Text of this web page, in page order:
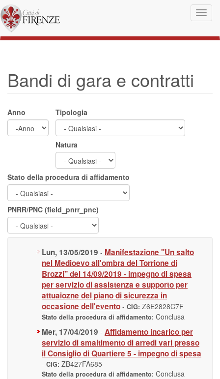
Salta al contenuto principale
Bandi di gara e contratti
Anno Tipologia
Natura
Stato della procedura di affidamento
PNRR/PNC (field_pnrr_pnc)
Lun, 13/05/2019 - Manifestazione "Un salto
nel Medioevo all'ombra del Torrione di
Brozzi" del 14/09/2019 - impegno di spesa
per servizio di assistenza e supporto per
attuaiozne del piano di sicurezza in
occasione dell'evento - CIG: Z6E2828C7F
Stato della procedura di affidamento: Conclusa
Mer, 17/04/2019 - Affidamento incarico per
servizio di smaltimento di arredi vari presso
il Consiglio di Quartiere 5 - impegno di spesa
- CIG: ZB427FA685
Stato della procedura di affidamento: Conclusa